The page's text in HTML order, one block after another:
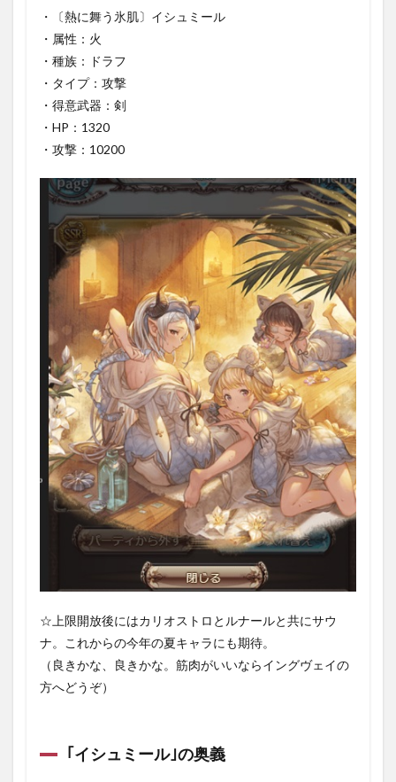
ト＋
効果
1.3
｢イシ
ール｣
のア
ティ
パーマ
フロス
ト＋
効果
1.3.2
スチー
ムフロ
ー＋
1.3.2.1
効果
1.3.3
アイ
ス・ラ
プチャ
ー
1.3.3.1
1.4
｢イシ
ュミ
ール｣
のサ
トア
1.4.1
・〔熱に舞う氷肌〕イシュミール
・属性：火
・種族：ドラフ
・タイプ：攻撃
・得意武器：剣
・HP：1320
・攻撃：10200
☆上限開放後にはカリオストロとルナールと共にサウ
ナ。これからの今年の夏キャラにも期待。
（良きかな、良きかな。筋肉がいいならイングヴェイの
方へどうぞ）
｢イシュミール｣の奥義